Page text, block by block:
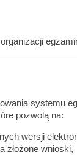
systemu
pozwolą na:
wersji
złożone wnioski,